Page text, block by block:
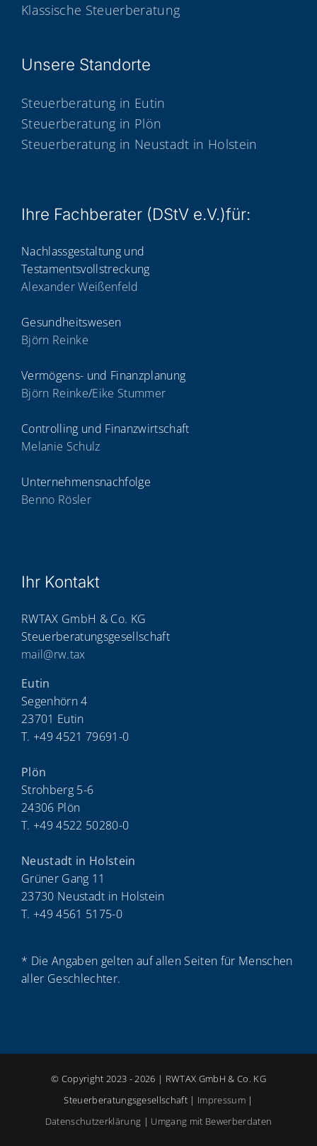
Klassische Steuerberatung
Unse­re Standorte
Steuerberatung in Eutin
Steuerberatung in Plön
Steuerberatung in Neustadt in Holstein
Ihre Fach­be­ra­ter (DStV e.V.)für:
Nachlassgestaltung und
Testamentsvollstreckung
Alexander Weißenfeld
Gesundheitswesen
Björn Reinke
Vermögens- und Finanzplanung
Björn Reinke/Eike Stummer
Controlling und Finanzwirtschaft
Melanie Schulz
Unternehmensnachfolge
Benno Rösler
Ihr Kon­takt
RWTAX GmbH & Co. KG
Steuerberatungsgesellschaft
mail@rw.tax
Eutin
Segenhörn 4
23701 Eutin
T. +49 4521 79691-0
Plön
Strohberg 5-6
24306 Plön
T. +49 4522 50280-0
Neustadt in Holstein
Grüner Gang 11
23730 Neustadt in Holstein
T. +49 4561 5175-0
* Die Angaben gelten auf allen Seiten für Menschen
aller Geschlechter.
© Copyright 2023 - 2026 | RWTAX GmbH & Co. KG
Steuerberatungsgesellschaft | Impressum |
Datenschutzerklärung | Umgang mit Bewerberdaten